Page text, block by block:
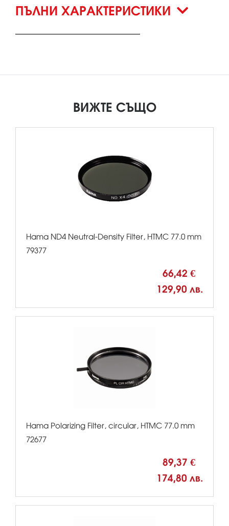
ПЪЛНИ ХАРАКТЕРИСТИКИ
ВИЖТЕ СЪЩО
Hama ND4 Neutral-Density Filter, HTMC 77.0 mm
79377
66,42 €
129,90 лв.
Hama Polarizing Filter, circular, HTMC 77.0 mm
72677
89,37 €
174,80 лв.